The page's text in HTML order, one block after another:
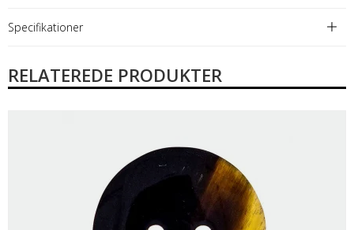
Specifikationer
RELATEREDE PRODUKTER